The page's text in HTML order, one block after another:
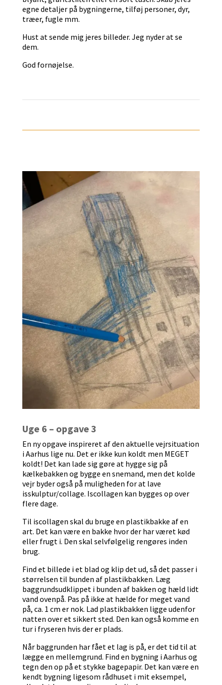
egne detaljer på bygningerne, tilføj personer, dyr,
træer, fugle mm.
Hust at sende mig jeres billeder. Jeg nyder at se
dem.
God fornøjelse.
Uge 6 – opgave 3
En ny opgave inspireret af den aktuelle vejrsituation
i Aarhus lige nu. Det er ikke kun koldt men MEGET
koldt! Det kan lade sig gøre at hygge sig på
kælkebakken og bygge en snemand, men det kolde
vejr byder også på muligheden for at lave
isskulptur/collage. Iscollagen kan bygges op over
flere dage.
Til iscollagen skal du bruge en plastikbakke af en
art. Det kan være en bakke hvor der har været kød
eller frugt i. Den skal selvfølgelig rengøres inden
brug.
Find et billede i et blad og klip det ud, så det passer i
størrelsen til bunden af plastikbakken. Læg
baggrundsudklippet i bunden af bakken og hæld lidt
vand ovenpå. Pas på ikke at hælde for meget vand
på, ca. 1 cm er nok. Lad plastikbakken ligge udenfor
natten over et sikkert sted. Den kan også komme en
tur i fryseren hvis der er plads.
Når baggrunden har fået et lag is på, er det tid til at
lægge en mellemgrund. Find en bygning i Aarhus og
tegn den op på et stykke bagepapir. Det kan være en
kendt bygning ligesom rådhuset i mit eksempel,